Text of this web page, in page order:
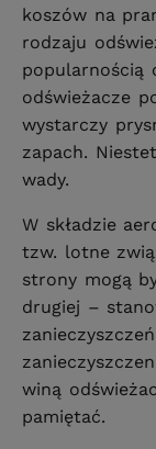
koszów na
rodzaju
popularnością
odświeżacze
wystarczy
zapach.
wady.
W składzie
tzw. lotne
strony mogą
drugiej –
winą
pamiętać.